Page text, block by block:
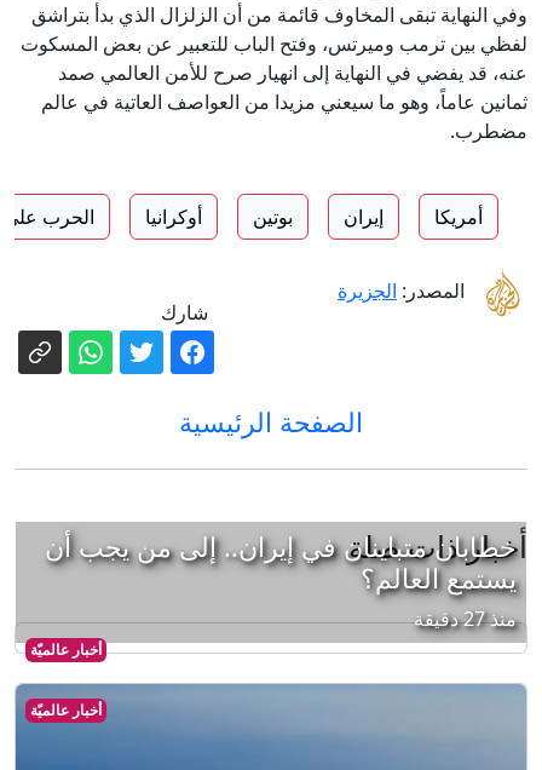
وفي النهاية تبقى المخاوف قائمة من أن الزلزال الذي بدأ بتراشق
لفظي بين ترمب وميرتس، وفتح الباب للتعبير عن بعض المسكوت
عنه، قد يفضي في النهاية إلى انهيار صرح للأمن العالمي صمد
ثمانين عاماً، وهو ما سيعني مزيدا من العواصف العاتية في عالم
مضطرب.
أمريكا إيران بوتين أوكرانيا الحرب على
المصدر: الجزيرة
شارك
الصفحة الرئيسية
أخبار ذات صلة
أخبار عالميّة
خطابان متباينان في إيران.. إلى من يجب أن
يستمع العالم؟
منذ 27 دقيقة
أخبار عالميّة